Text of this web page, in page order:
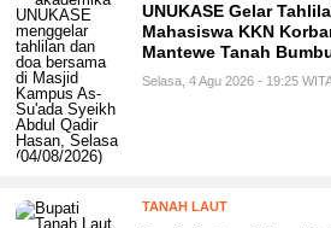
UNUKASE Gelar
Mahasiswa KKN
Mantewe Tanah
Selasa, 4 Agu 2026 - 19:25
TANAH LAUT